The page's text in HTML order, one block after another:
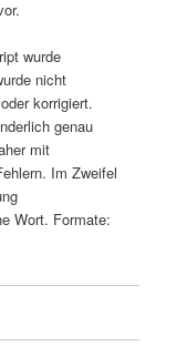
wurde
nicht
korrigiert.
genau
mit
Im Zweifel
Wort. Formate: